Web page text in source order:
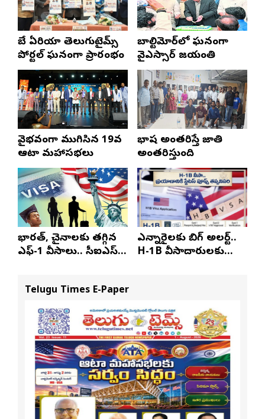
బే ఏరియా తెలుగుటైమ్స్
పోర్టల్ ఘనంగా ప్రారంభం
బాల్టిమోర్‌లో ఘనంగా
వైఎస్సార్‌ జయంతి
వైభవంగా ముగిసిన 19వ
ఆటా మహాసభలు
భాష అంతరిస్తే జాతి
అంతరిస్తుంది
భారత్, చైనాలకు తగ్గిన
ఎఫ్-1 వీసాలు.. సీఐఎస్
ఎన్నారైలకు బిగ్ అలర్ట్..
H-1B వీసాదారులకు
Telugu Times E-Paper